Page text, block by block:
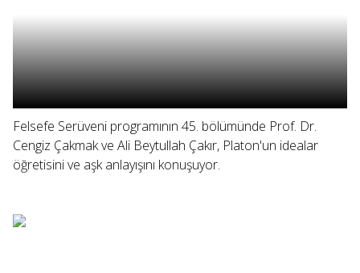
Felsefe Serüveni programının 45. bölümünde Prof. Dr.
Cengiz Çakmak ve Ali Beytullah Çakır, Platon'un idealar
öğretisini ve aşk anlayışını konuşuyor.